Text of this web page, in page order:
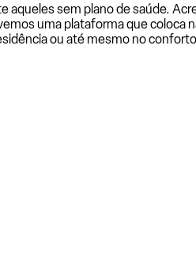
aqueles sem plano de saúde.
uma plataforma que coloca
ou até mesmo no